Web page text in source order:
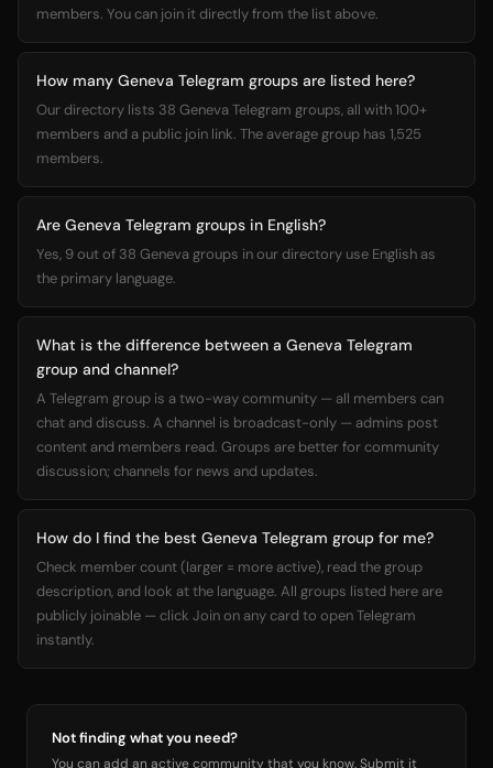
members. You can join it directly from the list above.
How many Geneva Telegram groups are listed here?
Our directory lists 38 Geneva Telegram groups, all with 100+
members and a public join link. The average group has 1,525
members.
Are Geneva Telegram groups in English?
Yes, 9 out of 38 Geneva groups in our directory use English as
the primary language.
What is the difference between a Geneva Telegram
group and channel?
A Telegram group is a two-way community — all members can
chat and discuss. A channel is broadcast-only — admins post
content and members read. Groups are better for community
discussion; channels for news and updates.
How do I find the best Geneva Telegram group for me?
Check member count (larger = more active), read the group
description, and look at the language. All groups listed here are
publicly joinable — click Join on any card to open Telegram
instantly.
Not finding what you need?
You can add an active community that you know. Submit it